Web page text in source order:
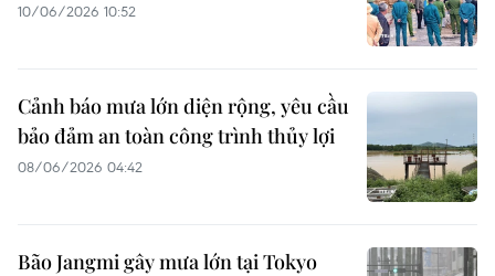
10/06/2026 10:52
Cảnh báo mưa lớn diện rộng, yêu cầu
bảo đảm an toàn công trình thủy lợi
08/06/2026 04:42
Bão Jangmi gây mưa lớn tại Tokyo